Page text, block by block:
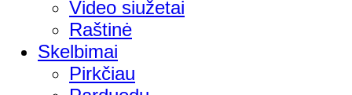
Video siužetai
Raštinė
Skelbimai
Pirkčiau